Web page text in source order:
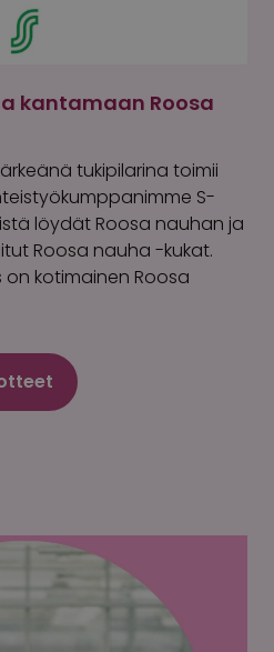
kantamaan Roosa
tukipilarina toimii
S-
löydät Roosa nauhan ja
Roosa nauha -kukat.
kotimainen Roosa